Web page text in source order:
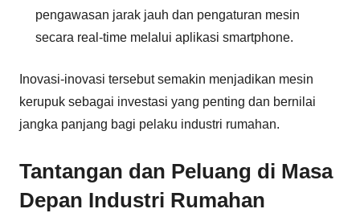
pengawasan jarak jauh dan pengaturan mesin
secara real-time melalui aplikasi smartphone.
Inovasi-inovasi tersebut semakin menjadikan mesin
kerupuk sebagai investasi yang penting dan bernilai
jangka panjang bagi pelaku industri rumahan.
Tantangan dan Peluang di Masa
Depan Industri Rumahan